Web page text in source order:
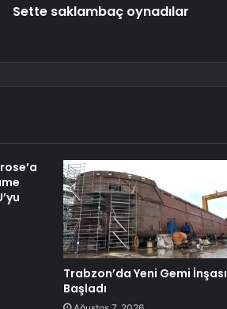
Sette saklambaç oynadılar
Trabzon’da Yeni Gemi İnşası
Başladı